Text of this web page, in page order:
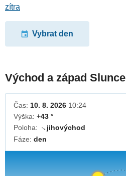
zítra
Vybrat den
Východ a západ Slunce
Čas: 10. 8. 2026 10:24
Výška: +43 °
Poloha:
↓jihovýchod
Fáze: den